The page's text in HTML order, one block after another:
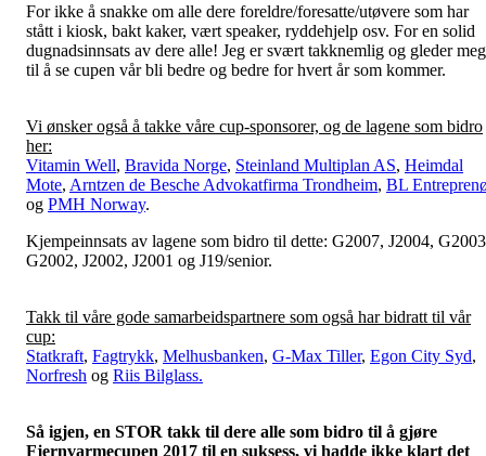
For ikke å snakke om alle dere foreldre/foresatte/utøvere som har
stått i kiosk, bakt kaker, vært speaker, ryddehjelp osv. For en solid
dugnadsinnsats av dere alle! Jeg er svært takknemlig og gleder meg
til å se cupen vår bli bedre og bedre for hvert år som kommer.
Vi ønsker også å takke våre cup-sponsorer, og de lagene som bidro
her:
Vitamin Well, Bravida Norge, Steinland Multiplan AS, Heimdal
Mote, Arntzen de Besche Advokatfirma Trondheim, BL
og PMH Norway.
Kjempeinnsats av lagene som bidro til dette: G2007, J2004,
G2002, J2002, J2001 og J19/senior.
Takk til våre gode samarbeidspartnere som også har bidratt til vår
cup:
Statkraft, Fagtrykk, Melhusbanken, G-Max Tiller, Egon City Syd,
Norfresh og Riis Bilglass.
Så igjen, en STOR takk til dere alle som bidro til å gjøre
Fjernvarmecupen 2017 til en suksess, vi hadde ikke klart det